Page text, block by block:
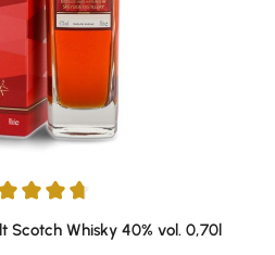
von 4.75 von 5 Sternen
Scotch Whisky 40% vol. 0,70l